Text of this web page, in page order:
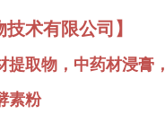
技术有限公司】
取物，中药材浸膏，
素粉